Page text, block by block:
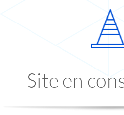
Site en